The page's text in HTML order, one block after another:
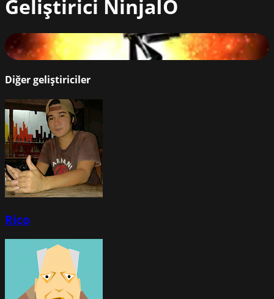
Geliştirici NinjaIO
Ninja.io
83%
Diğer geliştiriciler
Rico